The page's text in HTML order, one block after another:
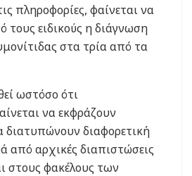
πληροφορίες, φαίνεται να
τους ειδικούς η διάγνωση
στα τρία από τα
ωστόσο ότι
να εκφράζουν
διατυπώνουν διαφορετική
από αρχικές διαπιστώσεις
στους φακέλους των